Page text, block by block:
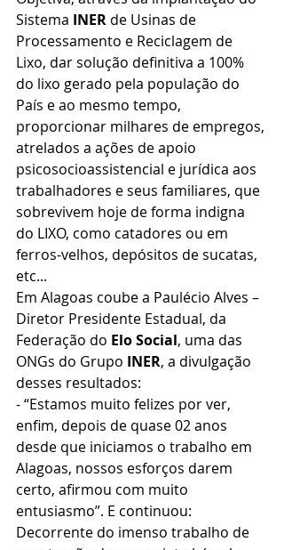
Sistema INER de Usinas de
Processamento e Reciclagem de
Lixo, dar solução definitiva a 100%
do lixo gerado pela população do
País e ao mesmo tempo,
proporcionar milhares de empregos,
atrelados a ações de apoio
psicosocioassistencial e jurídica aos
trabalhadores e seus familiares, que
sobrevivem hoje de forma indigna
do LIXO, como catadores ou em
ferros-velhos, depósitos de sucatas,
etc...
Em Alagoas coube a Paulécio Alves –
Diretor Presidente Estadual, da
Federação do Elo Social, uma das
ONGs do Grupo INER, a divulgação
desses resultados:
- “Estamos muito felizes por ver,
enfim, depois de quase 02 anos
desde que iniciamos o trabalho em
Alagoas, nossos esforços darem
certo, afirmou com muito
entusiasmo”. E continuou:
Decorrente do imenso trabalho de